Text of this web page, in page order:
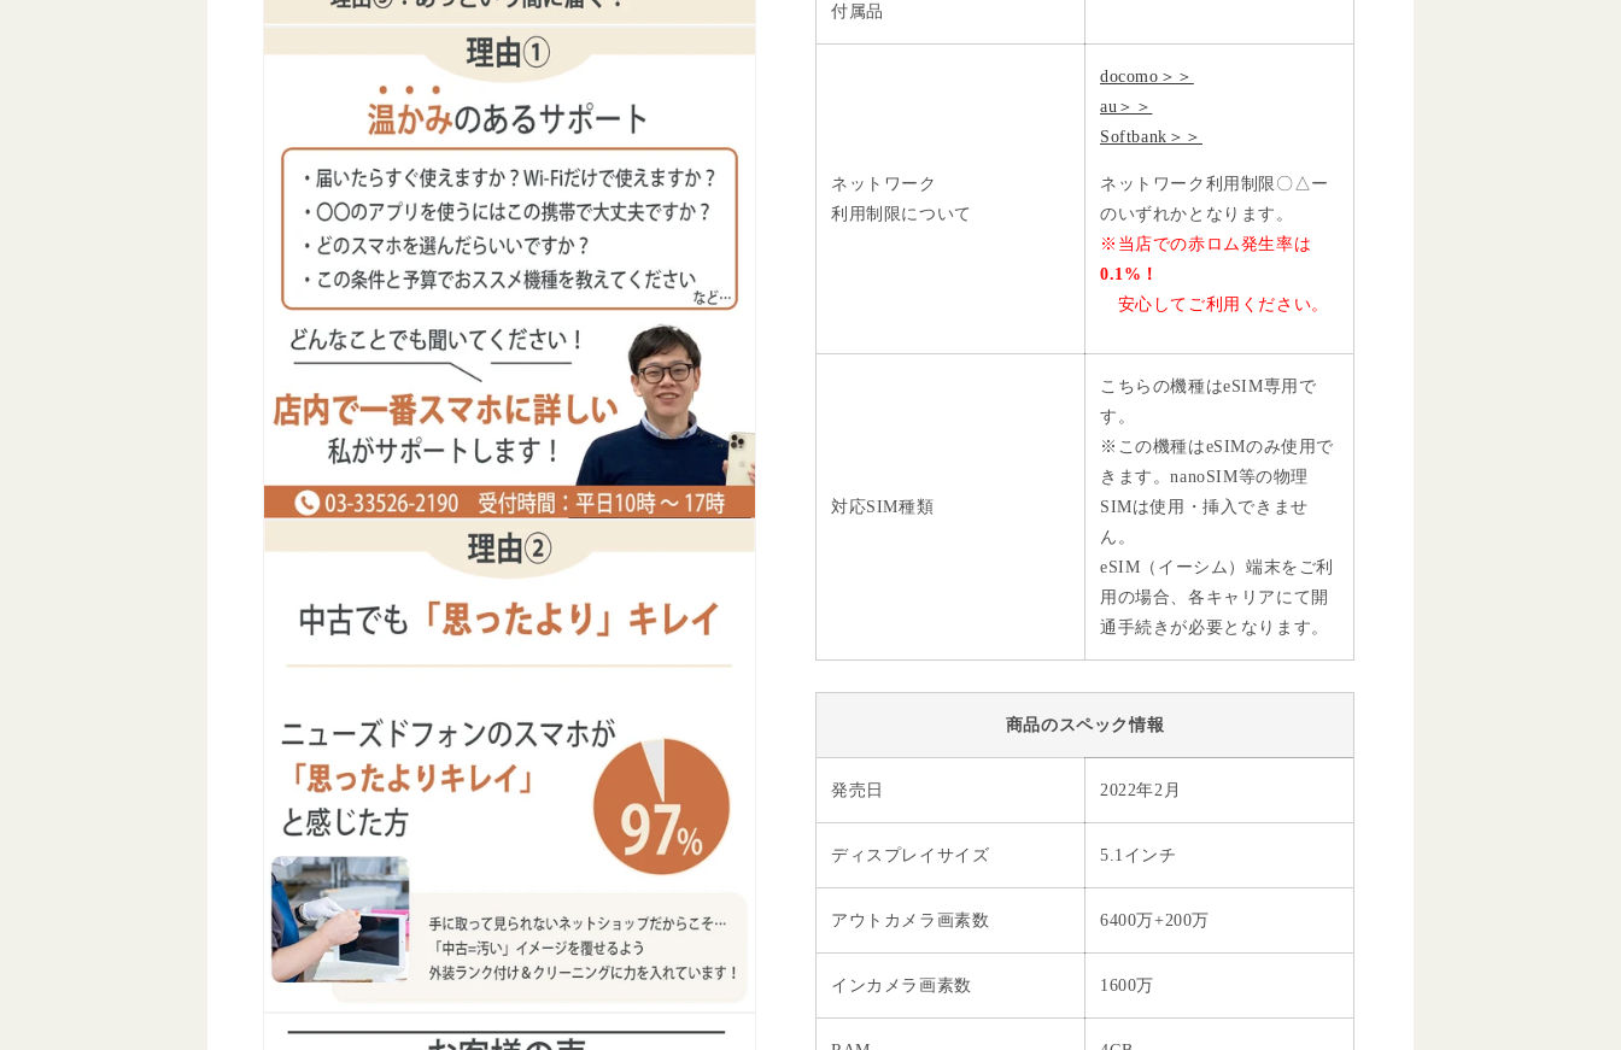
付属品
ネットワーク
利用制限について
docomo＞＞
au＞＞
Softbank＞＞
ネットワーク利用制限〇△ー
のいずれかとなります。
※当店での赤ロム発生率は
0.1%！
安心してご利用ください。
対応SIM種類
こちらの機種はeSIM専用で
す。
※この機種はeSIMのみ使用で
きます。nanoSIM等の物理
SIMは使用・挿入できませ
ん。
eSIM（イーシム）端末をご利
用の場合、各キャリアにて開
通手続きが必要となります。
商品のスペック情報
発売日 2022年2月
ディスプレイサイズ 5.1インチ
アウトカメラ画素数 6400万+200万
インカメラ画素数 1600万